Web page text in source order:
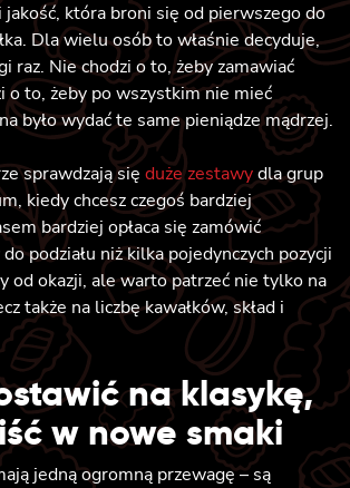
jakość, która broni się od pierwszego do
Dla wielu osób to właśnie decyduje,
raz. Nie chodzi o to, żeby zamawiać
o to, żeby po wszystkim nie mieć
było wydać te same pieniądze mądrzej.
sprawdzają się duże zestawydla grup
kiedy chcesz czegoś bardziej
bardziej opłaca się zamówić
podziału niż kilka pojedynczych pozycji
od okazji, ale warto patrzeć nie tylko na
także na liczbę kawałków, skład i
na klasykę,
w nowe smaki
jedną ogromną przewagę – są